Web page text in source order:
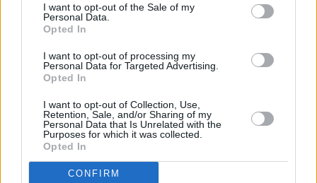
cualquier momento entrando de nuevo en este sitio web o
visitando nuestra política de privacidad.
I want to opt-out of the Sale of my
Personal Data.
Opted In
I want to opt-out of processing my
Personal Data for Targeted Advertising.
Opted In
I want to opt-out of Collection, Use,
Retention, Sale, and/or Sharing of my
Personal Data that Is Unrelated with the
Purposes for which it was collected.
Opted In
CONFIRM